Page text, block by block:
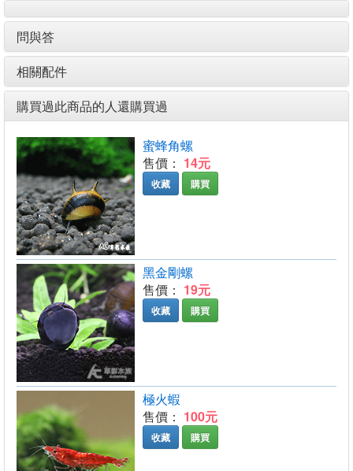
問與答
相關配件
購買過此商品的人還購買過
蜜蜂角螺
售價： 14元
收藏 購買
黑金剛螺
售價： 19元
收藏 購買
極火蝦
售價： 100元
收藏 購買